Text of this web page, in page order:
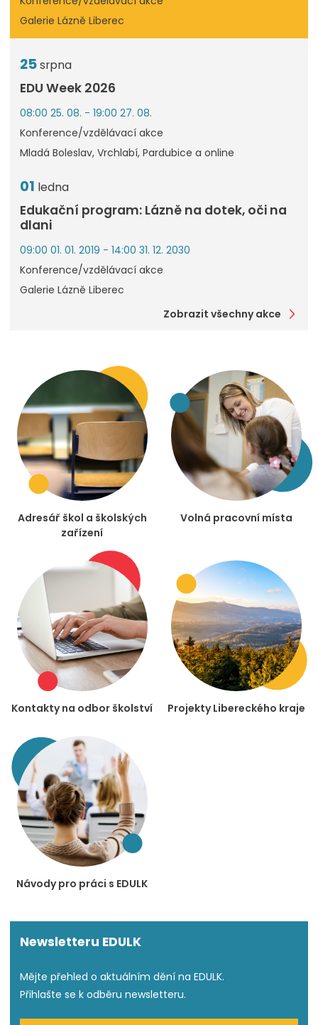
Galerie Lázně Liberec
25srpna
EDU Week 2026
08:00 25. 08. - 19:00 27. 08.
Konference/vzdělávací akce
Mladá Boleslav, Vrchlabí, Pardubice a online
01 ledna
Edukační program: Lázně na dotek, oči na
dlani
09:00 01. 01. 2019 - 14:00 31. 12. 2030
Konference/vzdělávací akce
Galerie Lázně Liberec
Zobrazit všechny akce
Adresář škol a školských
zařízení
Volná pracovní místa
Kontakty na odbor školství Projekty Libereckého kraje
Návody pro práci s EDULK
Newsletteru EDULK
Mějte přehled o aktuálním dění na EDULK.
Přihlašte se k odběru newsletteru.